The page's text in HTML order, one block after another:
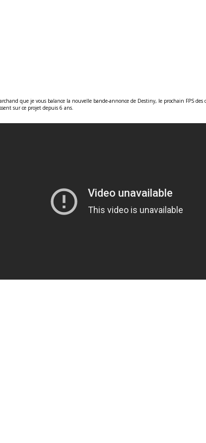
que je vous balance la nouvelle bande-annonce de Destiny, le prochain FPS
sur ce projet depuis 6 ans.